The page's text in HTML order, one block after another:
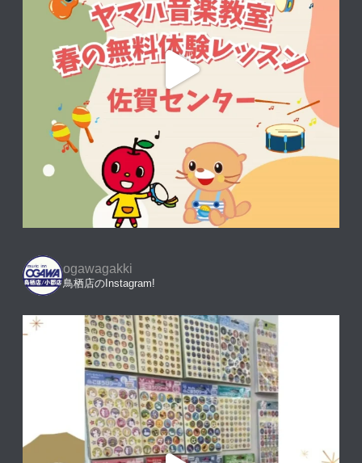
ogawagakki
鳥栖店のInstagram!